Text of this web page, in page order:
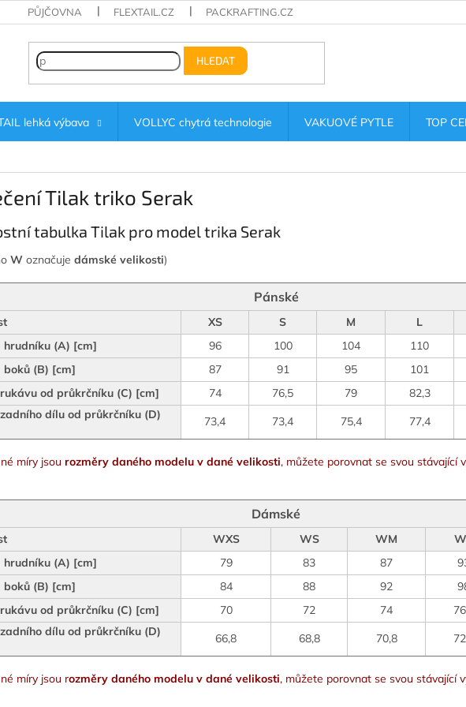
PŮJČOVNA FLEXTAIL.CZ PACKRAFTING.CZ
HLEDAT
lehká výbava VOLLYC chytrá technologie VAKUOVÉ PYTLE TOP
Tilak triko Serak
tabulka Tilak pro model trika Serak
W označuje dámské velikosti)
Pánské
XS S M L
hrudníku (A) [cm]
96 100 104 110
boků (B) [cm]
87 91 95 101
od průkrčníku (C) [cm]
74 76,5 79 82,3
dílu od průkrčníku (D)
73,4 73,4 75,4 77,4
míry jsou rozměry daného modelu v dané velikosti, můžete porovnat se svou stávající
Dámské
WXS WS WM
hrudníku (A) [cm]
79 83 87
boků (B) [cm]
84 88 92
od průkrčníku (C) [cm]
70 72 74
dílu od průkrčníku (D)
66,8 68,8 70,8
míry jsou rozměry daného modelu v dané velikosti, můžete porovnat se svou stávající